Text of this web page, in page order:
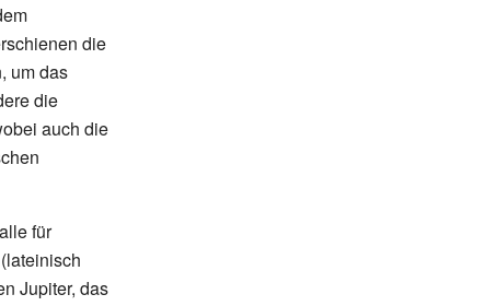
die
um das
die
auch die
für
Jupiter, das